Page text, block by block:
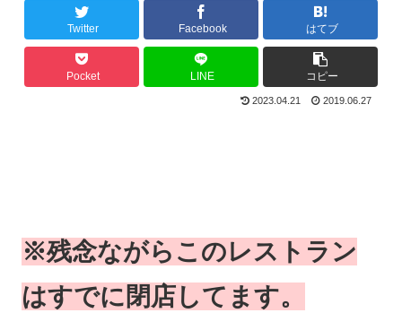
Twitter Facebook はてブ
Pocket LINE コピー
2023.04.21 2019.06.27
※残念ながらこのレストラン
はすでに閉店してます。